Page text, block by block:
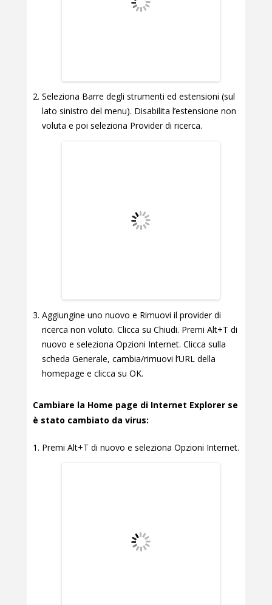
Seleziona Barre degli strumenti ed estensioni (sul
lato sinistro del menu). Disabilita l’estensione non
voluta e poi seleziona Provider di ricerca.
Aggiungine uno nuovo e Rimuovi il provider di
ricerca non voluto. Clicca su Chiudi. Premi Alt+T di
nuovo e seleziona Opzioni Internet. Clicca sulla
scheda Generale, cambia/rimuovi l’URL della
homepage e clicca su OK.
Cambiare la Home page di Internet Explorer se
è stato cambiato da virus:
Premi Alt+T di nuovo e seleziona Opzioni Internet.